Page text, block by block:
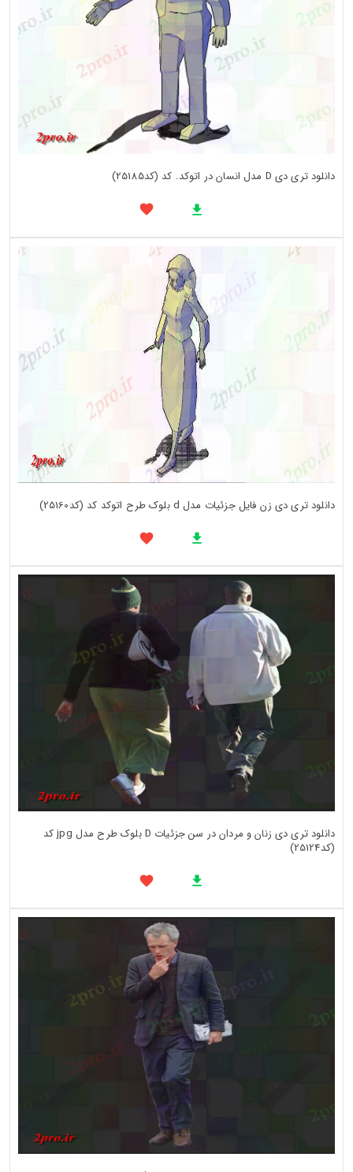
دانلود تری دی D مدل انسان در اتوکد. کد (کد25185)
دانلود تری دی زن فایل جزئیات مدل d بلوک طرح اتوکد کد (کد25160)
دانلود تری دی زنان و مردان در سن جزئیات D بلوک طرح مدل jpg کد
(کد25124)